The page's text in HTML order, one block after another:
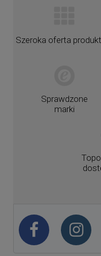
Szeroka oferta
Sprawdzone
marki